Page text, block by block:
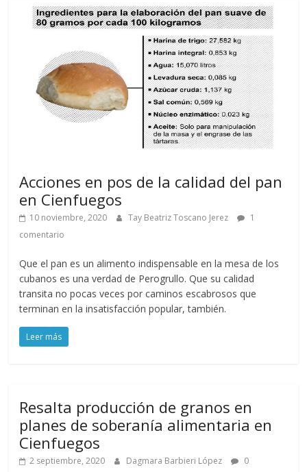
Acciones en pos de la calidad del pan
en Cienfuegos
10 noviembre, 2020 Tay Beatriz Toscano Jerez
1
comentario
Que el pan es un alimento indispensable en la mesa de los
cubanos es una verdad de Perogrullo. Que su calidad
transita no pocas veces por caminos escabrosos que
terminan en la insatisfacción popular, también.
Leer más
Resalta producción de granos en
planes de soberanía alimentaria en
Cienfuegos
2 septiembre, 2020 Dagmara Barbieri López
0